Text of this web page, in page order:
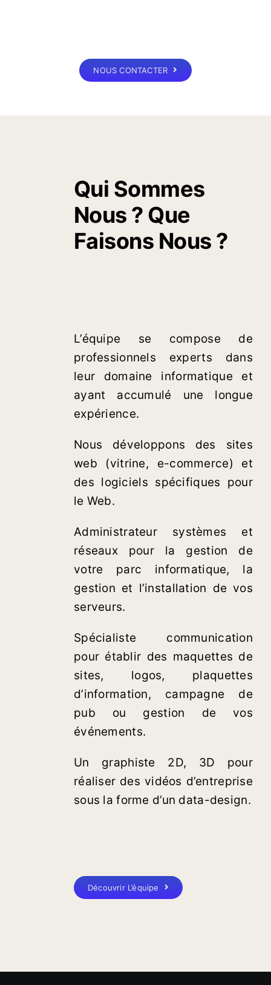
NOUS CONTACTER
Qui Sommes
Nous ? Que
Faisons Nous ?
L’équipe se compose de
professionnels experts dans
leur domaine informatique et
ayant accumulé une longue
expérience.
Nous développons des sites
web (vitrine, e-commerce) et
des logiciels spécifiques pour
le Web.
Administrateur systèmes et
réseaux pour la gestion de
votre parc informatique, la
gestion et l’installation de vos
serveurs.
Spécialiste communication
pour établir des maquettes de
sites, logos, plaquettes
d’information, campagne de
pub ou gestion de vos
événements.
Un graphiste 2D, 3D pour
réaliser des vidéos d’entreprise
sous la forme d’un data-design.
Découvrir L’équipe